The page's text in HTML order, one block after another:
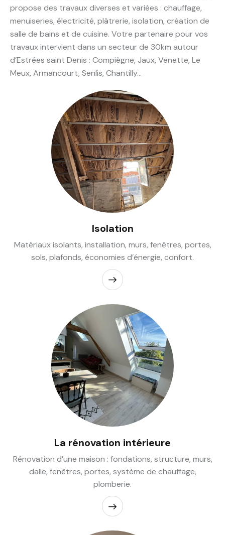
propose des travaux diverses et variées : chauffage,
menuiseries, électricité, plâtrerie, isolation, création de
salle de bains et de cuisine. Votre partenaire pour vos
travaux intervient dans un secteur de 30km autour
d’Estrées saint Denis : Compiègne, Jaux, Venette, Le
Meux, Armancourt, Senlis, Chantilly…
Isolation
Matériaux isolants, installation, murs, fenêtres, portes,
sols, plafonds, économies d’énergie, confort.
La rénovation intérieure
Rénovation d’une maison : fondations, structure, murs,
dalle, fenêtres, portes, système de chauffage,
plomberie.